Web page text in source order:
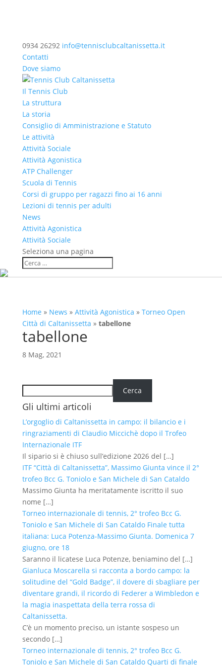
0934 26292 info@tennisclubcaltanissetta.it
Contatti
Dove siamo
Il Tennis Club
La struttura
La storia
Consiglio di Amministrazione e Statuto
Le attività
Attività Sociale
Attività Agonistica
ATP Challenger
Scuola di Tennis
Corsi di gruppo per ragazzi fino ai 16 anni
Lezioni di tennis per adulti
News
Attività Agonistica
Attività Sociale
Seleziona una pagina
Home » News » Attività Agonistica » Torneo Open
Città di Caltanissetta » tabellone
tabellone
8 Mag, 2021
Cerca
Cerca
Gli ultimi articoli
L’orgoglio di Caltanissetta in campo: il bilancio e i
ringraziamenti di Claudio Miccichè dopo il Trofeo
Internazionale ITF
Il sipario si è chiuso sull’edizione 2026 del […]
ITF “Città di Caltanissetta”, Massimo Giunta vince il 2°
trofeo Bcc G. Toniolo e San Michele di San Cataldo
Massimo Giunta ha meritatamente iscritto il suo
nome […]
Torneo internazionale di tennis, 2° trofeo Bcc G.
Toniolo e San Michele di San Cataldo Finale tutta
italiana: Luca Potenza-Massimo Giunta. Domenica 7
giugno, ore 18
Saranno il licatese Luca Potenze, beniamino del […]
Gianluca Moscarella si racconta a bordo campo: la
solitudine del “Gold Badge”, il dovere di sbagliare per
diventare grandi, il ricordo di Federer a Wimbledon e
la magia inaspettata della terra rossa di
Caltanissetta.
C’è un momento preciso, un istante sospeso un
secondo […]
Torneo internazionale di tennis, 2° trofeo Bcc G.
Toniolo e San Michele di San Cataldo Quarti di finale